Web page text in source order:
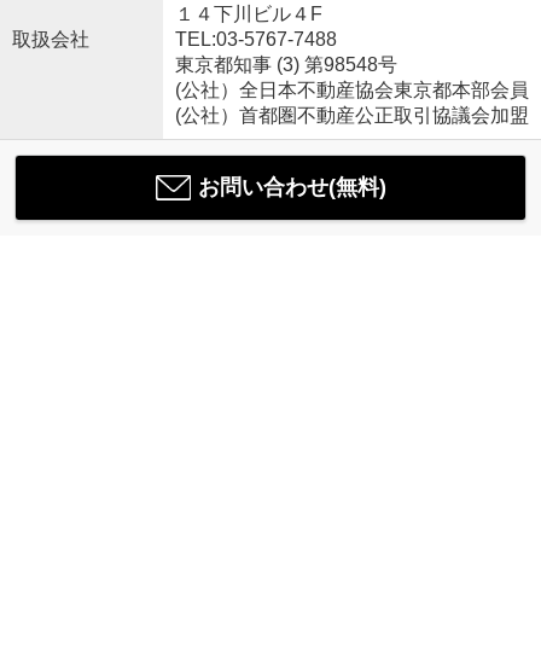
取扱会社
１４下川ビル４F
TEL:03-5767-7488
東京都知事 (3) 第98548号
(公社）全日本不動産協会東京都本部会員
(公社）首都圏不動産公正取引協議会加盟
お問い合わせ(無料)